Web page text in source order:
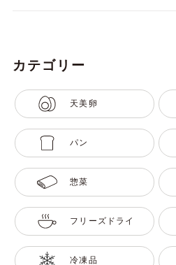
カテゴリー
天美卵
パン
惣菜
フリーズドライ
冷凍品